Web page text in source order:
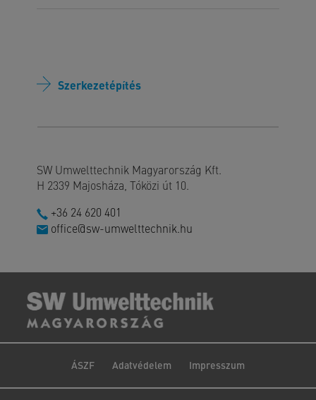
Szerkezetépítés
SW Umwelttechnik Magyarország Kft.
H 2339 Majosháza, Tóközi út 10.
+36 24 620 401
office@sw-umwelttechnik.hu
ÁSZF Adatvédelem Impresszum